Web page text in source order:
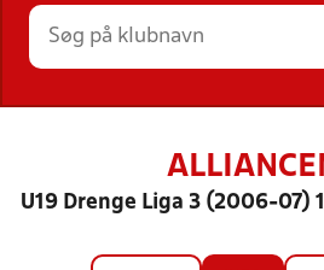
HOLD
U19 Drenge Liga 3 (2006-07)